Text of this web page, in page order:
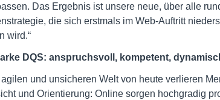
Das Ergebnis ist unsere neue, über alle
die sich erstmals im Web-Auftritt
wird.“
DQS: anspruchsvoll, kompetent,
agilen und unsicheren Welt von heute verlieren
und Orientierung: Online sorgen hochgradig